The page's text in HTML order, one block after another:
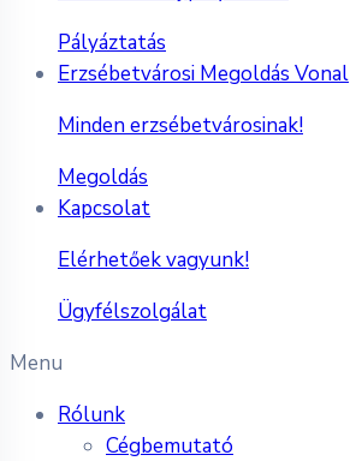
Pályáztatás
Erzsébetvárosi Megoldás Vonal
Minden erzsébetvárosinak!
Megoldás
Kapcsolat
Elérhetőek vagyunk!
Ügyfélszolgálat
Menu
Rólunk
Cégbemutató